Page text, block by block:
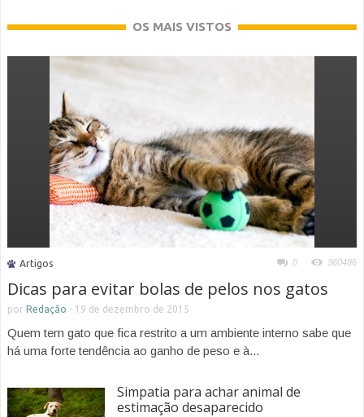
OS MAIS VISTOS
Artigos 0 360486
Dicas para evitar bolas de pelos nos gatos
por Redação - 19 de dezembro de 2015
Quem tem gato que fica restrito a um ambiente interno sabe que
há uma forte tendência ao ganho de peso e à...
Simpatia para achar animal de
estimação desaparecido